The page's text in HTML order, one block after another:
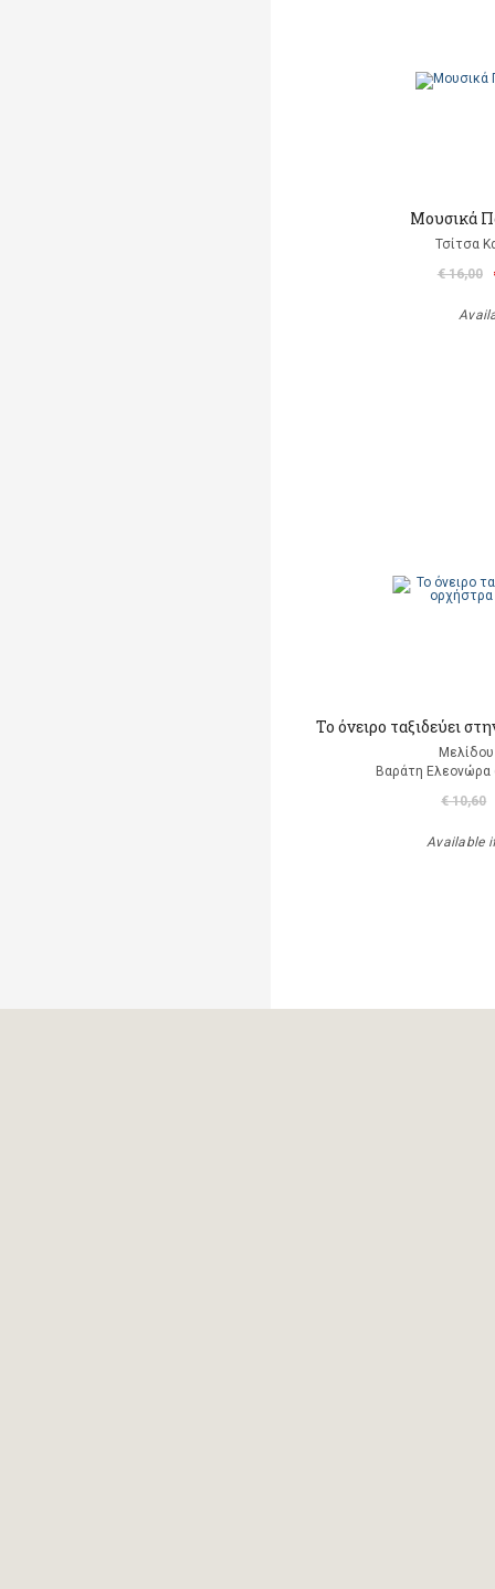
Μουσικά
Τσίτσα
€ 16,00
Το όνειρο ταξιδεύει
Βαράτη Ελεονώρα
€ 10,60
Available